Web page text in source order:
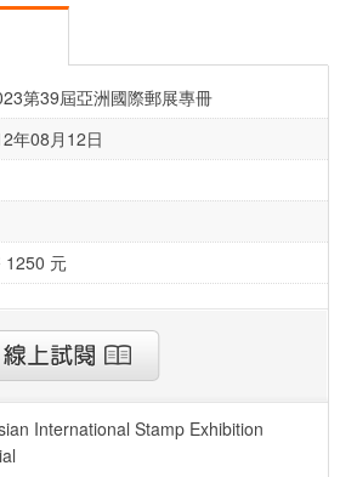
第39屆亞洲國際郵展專冊
年08月12日
1250 元
International Stamp Exhibition